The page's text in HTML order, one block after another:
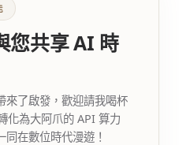
您共享 AI 時
來了啟發，歡迎請我喝杯
化為大阿爪的 API 算力
在數位時代漫遊！